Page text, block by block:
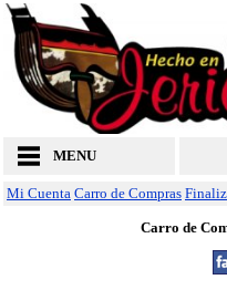
MENU
Mi Cuenta Carro de Compras
Carro de